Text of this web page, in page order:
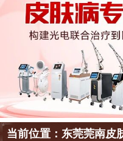
当前位置：东莞莞南皮